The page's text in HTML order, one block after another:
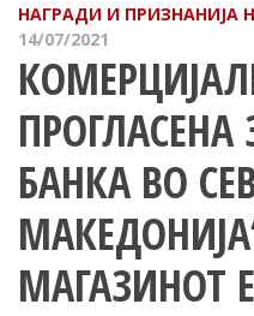
НАГРАДИ И ПРИЗНАНИЈА
14/07/2021
ПРОГЛАСЕНА
БАНКА ВО
МАГАЗИНОТ